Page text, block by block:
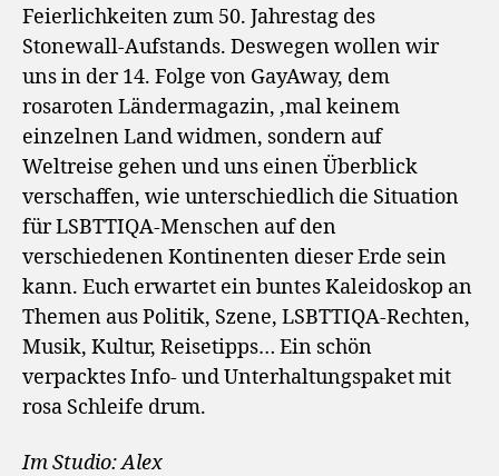
Feierlichkeiten zum 50. Jahrestag des
Stonewall-Aufstands. Deswegen wollen wir
uns in der 14. Folge von GayAway, dem
rosaroten Ländermagazin, ‚mal keinem
einzelnen Land widmen, sondern auf
Weltreise gehen und uns einen Überblick
verschaffen, wie unterschiedlich die Situation
für LSBTTIQA-Menschen auf den
verschiedenen Kontinenten dieser Erde sein
kann. Euch erwartet ein buntes Kaleidoskop an
Themen aus Politik, Szene, LSBTTIQA-Rechten,
Musik, Kultur, Reisetipps… Ein schön
verpacktes Info- und Unterhaltungspaket mit
rosa Schleife drum.
Im Studio: Alex